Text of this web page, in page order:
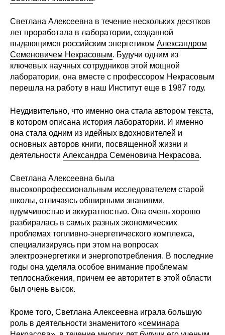
Семинары
Энергетический семинар
Российско-французский семинар
ЦДУ
Inforum
Ученый совет
О совете
Регулярные прогнозы
Квартальный прогноз
Краткосрочный прогноз
Оценка индекса промышленного
Российская Система Климатического
Светлана Алексеевна в течение нескольких десятков
лет проработала в лаборатории, созданной
выдающимся российским энергетиком Александром
Семеновичем Некрасовым. Будучи одним из
ключевых научных сотрудников этой мощной
лаборатории, она вместе с профессором Некрасовым
перешла на работу в наш Институт еще в 1987 году.
Неудивительно, что именно она стала автором текста,
в котором описана история лаборатории. И именно
она стала одним из идейных вдохновителей и
основных авторов книги, посвященной жизни и
деятельности Александра Семеновича Некрасова.
Светлана Алексеевна была
высокопрофессиональным исследователем старой
школы, отличаясь обширными знаниями,
вдумчивостью и аккуратностью. Она очень хорошо
разбиралась в самых разных экономических
проблемах топливно-энергетического комплекса,
специализируясь при этом на вопросах
электроэнергетики и энергопотребления. В последние
годы она уделяла особое внимание проблемам
теплоснабжения, причем ее авторитет в этой области
был очень высок.
Кроме того, Светлана Алексеевна играла большую
роль в деятельности знаменитого «семинара